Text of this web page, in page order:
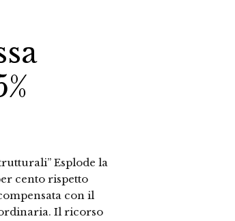
Esplode la
cento rispetto
con il
Il ricorso